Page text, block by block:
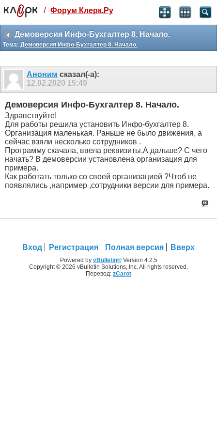
Святые угодники, Клерк без рекламы
прекрасен:)
месяц
3 месяца
259
₽
-10%
499 ₽
-15%
Отмена Оплатить
/ Форум Клерк.Ру
Демоверсия Инфо-Бухгалтер 8. Начало.
Тема: Демоверсия Инфо-Бухгалтер 8. Начало.
Аноним сказал(-а):
12.02.2020 15:49
Демоверсия Инфо-Бухгалтер 8. Начало.
Здравствуйте!
Для работы решила установить Инфо-бухгалтер 8.
Организация маленькая. Раньше не было движения, а
сейчас взяли несколько сотрудников .
Программу скачала, ввела реквизиты.А дальше? С чего
начать? В демоверсии установлена организация для
примера.
Как работать только со своей организацией ?Чтоб не
появлялись ,например ,сотрудники версии для примера.
Вход Регистрация Полная версия Вверх
Powered by vBulletin®Version 4.2.5
Copyright © 2026 vBulletin Solutions, Inc. All rights reserved.
Перевод: zCarot